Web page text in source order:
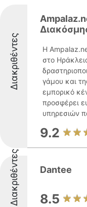
Διακριθέντες
Η
στο
γάμου και
εμπορικό
προσφέρει
υπηρεσιών
9.2
Διακριθέντες Dantee
8.5